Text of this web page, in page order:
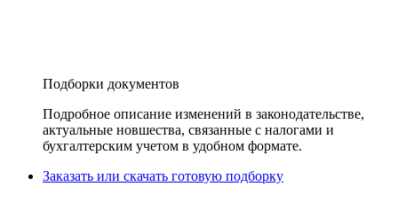
Подборки документов
Подробное описание изменений в законодательстве,
актуальные новшества, связанные с налогами и
бухгалтерским учетом в удобном формате.
Заказать или скачать готовую подборку